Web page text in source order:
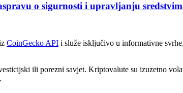
o sigurnosti i upravljanju
CoinGecko API i služe isključivo u informativne
ili porezni savjet. Kriptovalute su izuzetno